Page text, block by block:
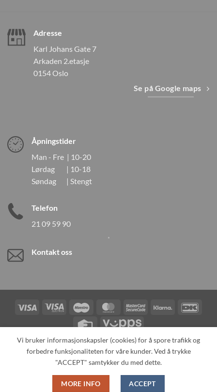
Adresse
Karl Johans Gate 7
Arkaden 2.etasje
0154 Oslo
Se på Google maps
Åpningstider
Man - Fre | 10-20
Lørdag | 10-18
Søndag | Stengt
Telefon
21 09 59 90
Kontakt oss
Visa
Visa
Maestro MasterCardMasterCardKlarna
Credit
Vipps
TILBAKEKALLINGER KONTAKT OSS
OM OSS
SPESIALBESTILLING
MIN KONTO ALL PRODUCTS
Copyright 2026 ©Neo Tokyo by Neo Tokyo Norway AS -With Love
from Japan-
Vi bruker informasjonskapsler (cookies) for å spore trafikk og
forbedre funksjonaliteten for våre kunder. Ved å trykke
"ACCEPT" samtykker du med dette.
MORE INFO ACCEPT